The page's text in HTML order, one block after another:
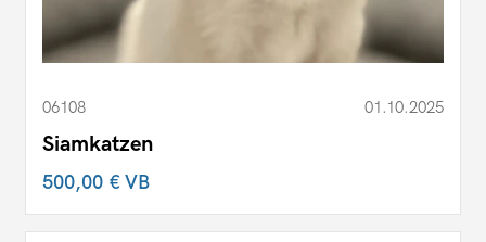
06108 01.10.2025
Siamkatzen
500,00 €VB